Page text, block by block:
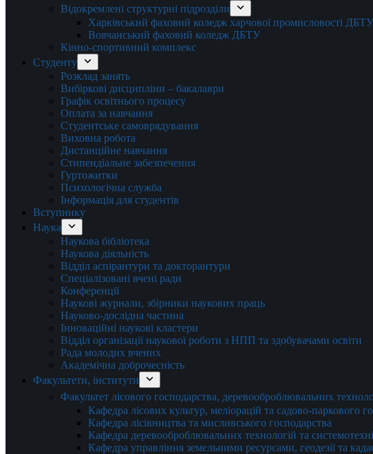
Відокремлені структурні підрозділи
Харківський фаховий коледж харчової промисловості ДБТУ
Вовчанський фаховий коледж ДБТУ
Кінно-спортивний комплекс
Студенту
Розклад занять
Вибіркові дисципліни – бакалаври
Графік освітнього процесу
Оплата за навчання
Студентське самоврядування
Виховна робота
Дистанційне навчання
Стипендіальне забезпечення
Гуртожитки
Психологічна служба
Інформація для студентів
Вступнику
Наука
Наукова бібліотека
Наукова діяльність
Відділ аспірантури та докторантури
Спеціалізовані вчені ради
Конференції
Наукові журнали, збірники наукових праць
Науково-дослідна частина
Інноваційні наукові кластери
Відділ організації наукової роботи з НПП та здобувачами освіти
Рада молодих вчених
Академічна доброчесність
Факультети, інститути
Факультет лісового господарства, деревооброблювальних
Кафедра лісових культур, меліорацій та садово-паркового
Кафедра лісівництва та мисливського господарства
Кафедра деревооброблювальних технологій та
Кафедра управління земельними ресурсами, геодезії та